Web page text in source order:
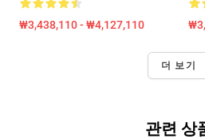
₩3,438,110 - ₩4,127,110
더 보기
관련 상